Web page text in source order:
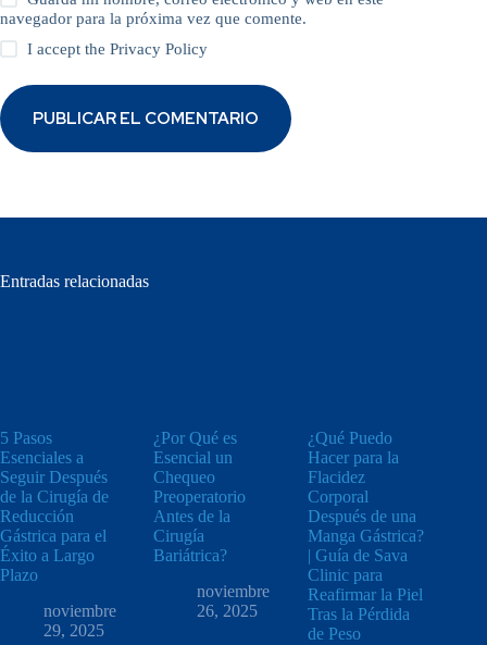
navegador para la próxima vez que comente.
I accept thePrivacy Policy
PUBLICAR EL COMENTARIO
Entradas relacionadas
5 Pasos
Esenciales a
Seguir Después
de la Cirugía de
Reducción
Gástrica para el
Éxito a Largo
Plazo
noviembre
29, 2025
¿Por Qué es
Esencial un
Chequeo
Preoperatorio
Antes de la
Cirugía
Bariátrica?
noviembre
26, 2025
¿Qué Puedo
Hacer para la
Flacidez
Corporal
Después de una
Manga Gástrica?
| Guía de Sava
Clinic para
Reafirmar la Piel
Tras la Pérdida
de Peso